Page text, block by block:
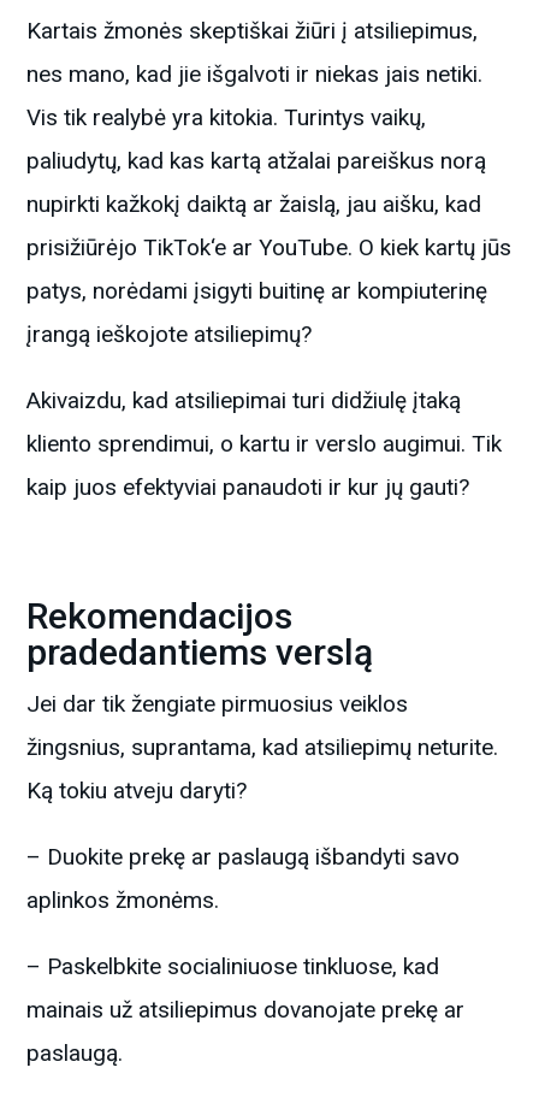
Kartais žmonės skeptiškai žiūri į atsiliepimus,
nes mano, kad jie išgalvoti ir niekas jais netiki.
Vis tik realybė yra kitokia. Turintys vaikų,
paliudytų, kad kas kartą atžalai pareiškus norą
nupirkti kažkokį daiktą ar žaislą, jau aišku, kad
prisižiūrėjo TikTok‘e ar YouTube. O kiek kartų jūs
patys, norėdami įsigyti buitinę ar kompiuterinę
įrangą ieškojote atsiliepimų?
Akivaizdu, kad atsiliepimai turi didžiulę įtaką
kliento sprendimui, o kartu ir verslo augimui. Tik
kaip juos efektyviai panaudoti ir kur jų gauti?
Rekomendacijos
pradedantiems verslą
Jei dar tik žengiate pirmuosius veiklos
žingsnius, suprantama, kad atsiliepimų neturite.
Ką tokiu atveju daryti?
– Duokite prekę ar paslaugą išbandyti savo
aplinkos žmonėms.
– Paskelbkite socialiniuose tinkluose, kad
mainais už atsiliepimus dovanojate prekę ar
paslaugą.